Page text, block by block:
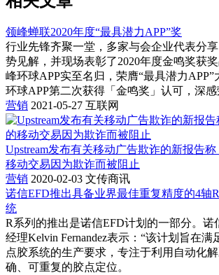
领峰蝉联2020年度“最具潜力APP”奖
行业先锋齐聚一堂，多家与会企业代表分
势见解，并现场表彰了2020年度金鸣奖获
峰环球APP实至名归，荣膺“最具潜力
环球APP第二次获得「金鸣奖」认可，深感
营销 2021-05-27 互联网
Upstream发布有关移动广告欺诈的新报告称
移动交易因为欺诈而被阻止
营销 2020-02-03 文传商讯
诺信EFD推出具备业界最佳重复精度的4轴
统
R系列的推出是诺信EFD计划的一部分。诺
经理Kelvin Fernandez表示：“该计划旨在
点胶系统的生产要求，专注于利用自动化
确、可重复的胶点定位。